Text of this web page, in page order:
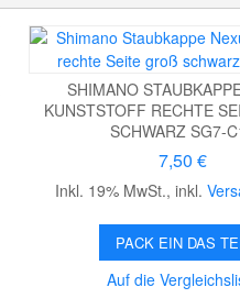
SHIMANO
KUNSTSTOFF RECHTE
CHWARZ SG7-
7,50 €
Inkl. 19% MwSt.,inkl.
PACK EIN DAS
Auf die